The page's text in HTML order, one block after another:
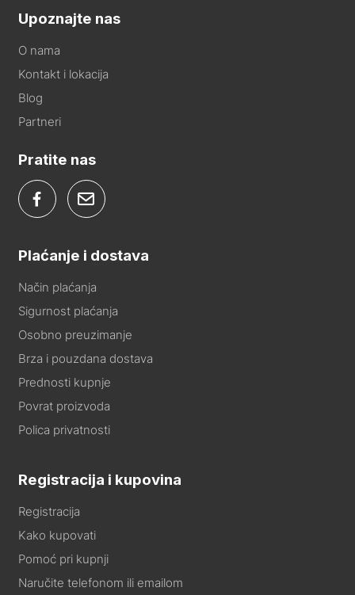
Upoznajte nas
O nama
Kontakt i lokacija
Blog
Partneri
Pratite nas
Plaćanje i dostava
Način plaćanja
Sigurnost plaćanja
Osobno preuzimanje
Brza i pouzdana dostava
Prednosti kupnje
Povrat proizvoda
Polica privatnosti
Registracija i kupovina
Registracija
Kako kupovati
Pomoć pri kupnji
Naručite telefonom ili emailom